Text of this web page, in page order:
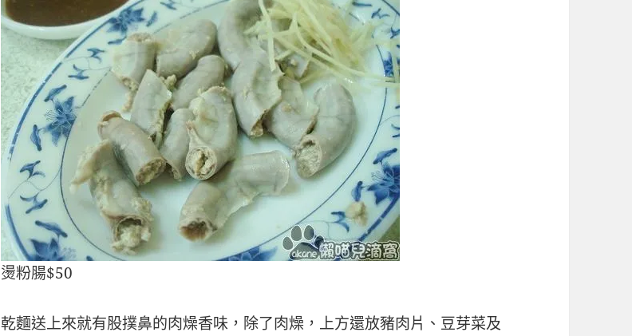
燙粉腸$50
乾麵送上來就有股撲鼻的肉燥香味，除了肉燥，上方還放豬肉片、豆芽菜及